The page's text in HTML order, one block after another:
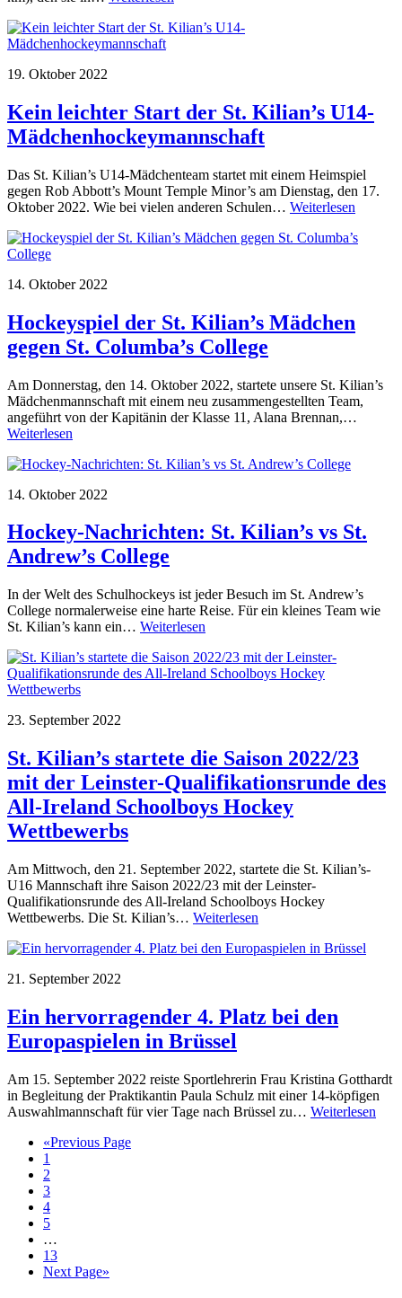
19. Oktober 2022
Kein leichter Start der St. Kilian’s U14-
Mädchenhockeymannschaft
Das St. Kilian’s U14-Mädchenteam startet mit einem Heimspiel
gegen Rob Abbott’s Mount Temple Minor’s am Dienstag, den 17.
Oktober 2022. Wie bei vielen anderen Schulen… Weiterlesen
14. Oktober 2022
Hockeyspiel der St. Kilian’s Mädchen
gegen St. Columba’s College
Am Donnerstag, den 14. Oktober 2022, startete unsere St. Kilian’s
Mädchenmannschaft mit einem neu zusammengestellten Team,
angeführt von der Kapitänin der Klasse 11, Alana Brennan,…
Weiterlesen
14. Oktober 2022
Hockey-Nachrichten: St. Kilian’s vs St.
Andrew’s College
In der Welt des Schulhockeys ist jeder Besuch im St. Andrew’s
College normalerweise eine harte Reise. Für ein kleines Team wie
St. Kilian’s kann ein… Weiterlesen
23. September 2022
St. Kilian’s startete die Saison 2022/23
mit der Leinster-Qualifikationsrunde des
All-Ireland Schoolboys Hockey
Wettbewerbs
Am Mittwoch, den 21. September 2022, startete die St. Kilian’s-
U16 Mannschaft ihre Saison 2022/23 mit der Leinster-
Qualifikationsrunde des All-Ireland Schoolboys Hockey
Wettbewerbs. Die St. Kilian’s… Weiterlesen
21. September 2022
Ein hervorragender 4. Platz bei den
Europaspielen in Brüssel
Am 15. September 2022 reiste Sportlehrerin Frau Kristina Gotthardt
in Begleitung der Praktikantin Paula Schulz mit einer 14-köpfigen
Auswahlmannschaft für vier Tage nach Brüssel zu… Weiterlesen
«Previous Page
1
2
3
4
5
…
13
Next Page»